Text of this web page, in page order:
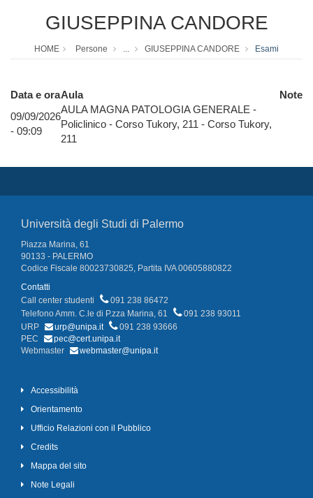
GIUSEPPINA CANDORE
HOME Persone ... GIUSEPPINA CANDORE Esami
Data e oraAula
Note
09/09/2026
- 09:09
AULA MAGNA PATOLOGIA GENERALE -
Policlinico - Corso Tukory, 211 - Corso Tukory,
211
Università degli Studi di Palermo
Piazza Marina, 61
90133 - PALERMO
Codice Fiscale 80023730825, Partita IVA 00605880822
Contatti
Call center studenti
091 238 86472
Telefono Amm. C.le di P.zza Marina, 61
091 238 93011
URP
urp@unipa.it
091 238 93666
PEC
pec@cert.unipa.it
Webmaster
webmaster@unipa.it
Accessibilità
Orientamento
Ufficio Relazioni con il Pubblico
Credits
Mappa del sito
Note Legali